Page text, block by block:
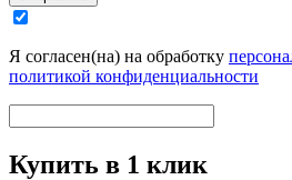
Я согласен(на) на обработку
политикой конфиденциальности
Купить в 1 клик